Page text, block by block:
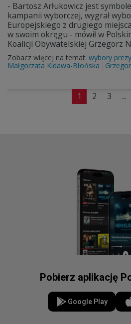
- Bartosz Arłukowicz jest
kampanii wyborczej, wygrał
Europejskiego z drugiego
w swoim okręgu - mówił w
Koalicji Obywatelskiej Grzegorz
Zobacz więcej na temat: wybory
Małgorzata Kidawa-Błońska
1 2 3 ...
Pobierz aplikację
Google Play